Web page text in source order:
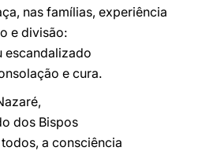
nas famílias, experiência
e divisão:
escandalizado
e cura.
dos Bispos
a consciência